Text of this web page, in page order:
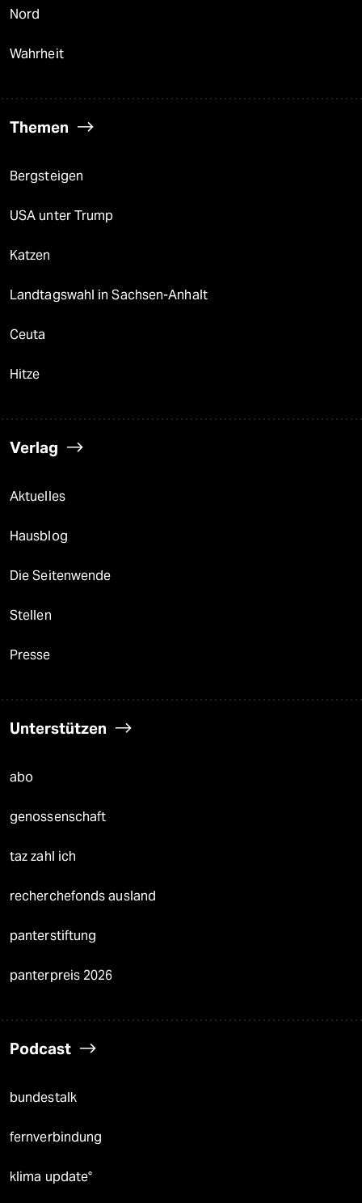
Nord
Wahrheit
Themen
Bergsteigen
USA unter Trump
Katzen
Landtagswahl in Sachsen-Anhalt
Ceuta
Hitze
Verlag
Aktuelles
Hausblog
Die Seitenwende
Stellen
Presse
Unterstützen
abo
genossenschaft
taz zahl ich
recherchefonds ausland
panterstiftung
panterpreis 2026
Podcast
bundestalk
fernverbindung
klima update°